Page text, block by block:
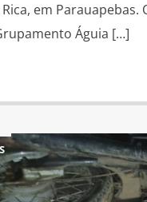
em Parauapebas.
Águia […]